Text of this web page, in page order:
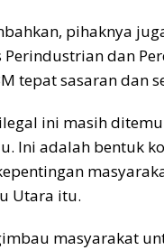
pihaknya
Perindustrian dan
tepat sasaran dan
ini masih
Ini adalah bentuk
Utara itu.
masyarakat